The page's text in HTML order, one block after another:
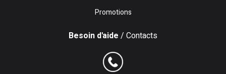
Promotions
Besoin d'aide / Contacts